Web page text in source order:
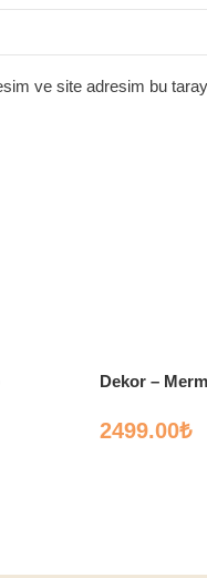
ve site adresim bu
Dekor –
2499.00₺